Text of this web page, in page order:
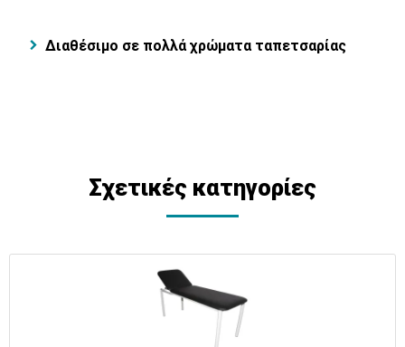
Διαθέσιμο σε πολλά χρώματα ταπετσαρίας
Σχετικές κατηγορίες